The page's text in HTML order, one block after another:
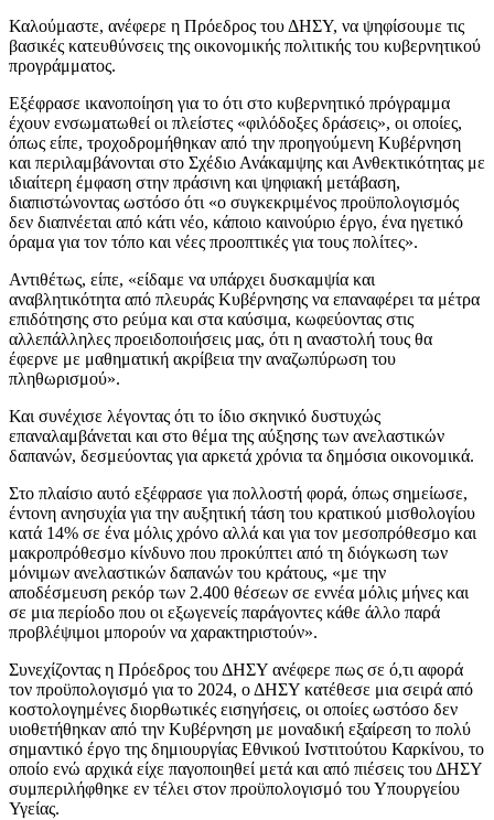
Καλούμαστε, ανέφερε η Πρόεδρος του ΔΗΣΥ, να ψηφίσουμε τις
βασικές κατευθύνσεις της οικονομικής πολιτικής του κυβερνητικού
προγράμματος.
Εξέφρασε ικανοποίηση για το ότι στο κυβερνητικό πρόγραμμα
έχουν ενσωματωθεί οι πλείστες «φιλόδοξες δράσεις», οι οποίες,
όπως είπε, τροχοδρομήθηκαν από την προηγούμενη Κυβέρνηση
και περιλαμβάνονται στο Σχέδιο Ανάκαμψης και Ανθεκτικότητας με
ιδιαίτερη έμφαση στην πράσινη και ψηφιακή μετάβαση,
διαπιστώνοντας ωστόσο ότι «ο συγκεκριμένος προϋπολογισμός
δεν διαπνέεται από κάτι νέο, κάποιο καινούριο έργο, ένα ηγετικό
όραμα για τον τόπο και νέες προοπτικές για τους πολίτες».
Αντιθέτως, είπε, «είδαμε να υπάρχει δυσκαμψία και
αναβλητικότητα από πλευράς Κυβέρνησης να επαναφέρει τα μέτρα
επιδότησης στο ρεύμα και στα καύσιμα, κωφεύοντας στις
αλλεπάλληλες προειδοποιήσεις μας, ότι η αναστολή τους θα
έφερνε με μαθηματική ακρίβεια την αναζωπύρωση του
πληθωρισμού».
Και συνέχισε λέγοντας ότι το ίδιο σκηνικό δυστυχώς
επαναλαμβάνεται και στο θέμα της αύξησης των ανελαστικών
δαπανών, δεσμεύοντας για αρκετά χρόνια τα δημόσια οικονομικά.
Στο πλαίσιο αυτό εξέφρασε για πολλοστή φορά, όπως σημείωσε,
έντονη ανησυχία για την αυξητική τάση του κρατικού μισθολογίου
κατά 14% σε ένα μόλις χρόνο αλλά και για τον μεσοπρόθεσμο και
μακροπρόθεσμο κίνδυνο που προκύπτει από τη διόγκωση των
μόνιμων ανελαστικών δαπανών του κράτους, «με την
αποδέσμευση ρεκόρ των 2.400 θέσεων σε εννέα μόλις μήνες και
σε μια περίοδο που οι εξωγενείς παράγοντες κάθε άλλο παρά
προβλέψιμοι μπορούν να χαρακτηριστούν».
Συνεχίζοντας η Πρόεδρος του ΔΗΣΥ ανέφερε πως σε ό,τι αφορά
τον προϋπολογισμό για το 2024, ο ΔΗΣΥ κατέθεσε μια σειρά από
κοστολογημένες διορθωτικές εισηγήσεις, οι οποίες ωστόσο δεν
υιοθετήθηκαν από την Κυβέρνηση με μοναδική εξαίρεση το πολύ
σημαντικό έργο της δημιουργίας Εθνικού Ινστιτούτου Καρκίνου, το
οποίο ενώ αρχικά είχε παγοποιηθεί μετά και από πιέσεις του ΔΗΣΥ
συμπεριλήφθηκε εν τέλει στον προϋπολογισμό του Υπουργείου
Υγείας.